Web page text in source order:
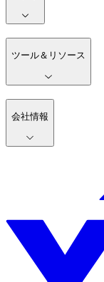
ツール＆リソース
会社情報